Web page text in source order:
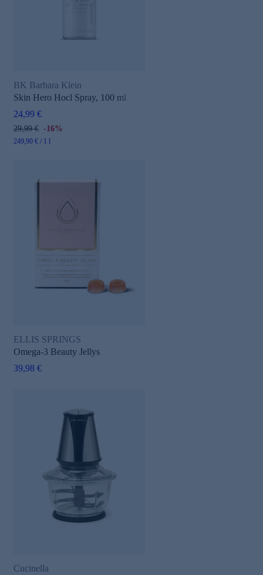
BK Barbara Klein
Skin Hero Hocl Spray, 100 ml
24,99 €
29,99 € -16%
249,90 € / 1 l
ELLIS SPRINGS
Omega-3 Beauty Jellys
39,98 €
Cucinella